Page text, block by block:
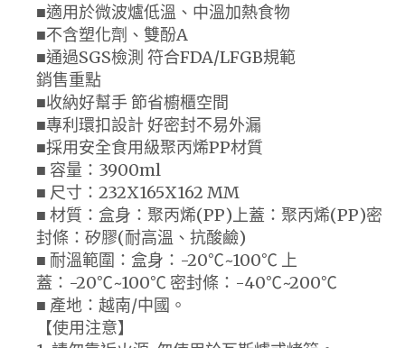
■適用於微波爐低溫、中溫加熱食物
■不含塑化劑、雙酚A
■通過SGS檢測 符合FDA/LFGB規範
銷售重點
■收納好幫手 節省櫥櫃空間
■專利環扣設計 好密封不易外漏
■採用安全食用級聚丙烯PP材質
■ 容量：3900ml
■ 尺寸：232X165X162 MM
■ 材質：盒身：聚丙烯(PP)上蓋：聚丙烯(PP)密
封條：矽膠(耐高溫、抗酸鹼)
■ 耐溫範圍：盒身：-20℃~100℃ 上
蓋：-20℃~100℃ 密封條：-40℃~200℃
■ 產地：越南/中國。
【使用注意】